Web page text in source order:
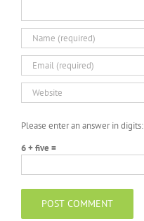
Please enter an answer in digits:
6 + five =